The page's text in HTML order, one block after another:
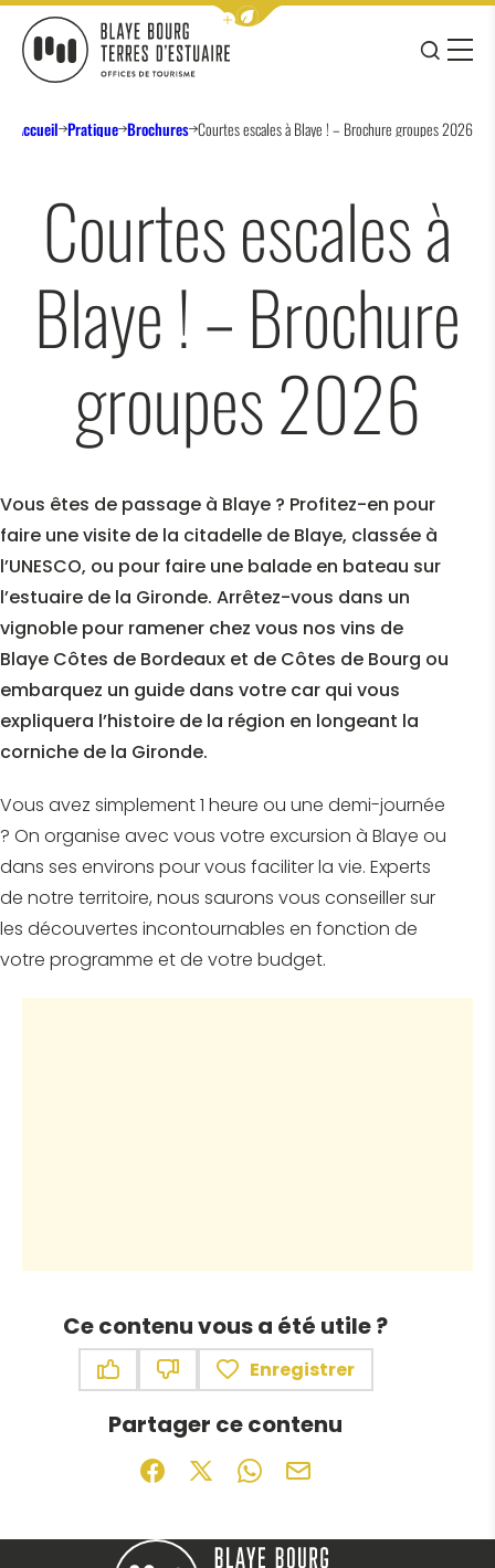
Afficher la barre de navigation
JE
MENU
Accueil Pratique Brochures Courtes escales à Blaye ! – Brochure groupes 2026
Courtes escales à
Blaye ! – Brochure
groupes 2026
Vous êtes de passage à Blaye ? Profitez-en pour
faire une visite de la citadelle de Blaye, classée à
l’UNESCO, ou pour faire une balade en bateau sur
l’estuaire de la Gironde. Arrêtez-vous dans un
vignoble pour ramener chez vous nos vins de
Blaye Côtes de Bordeaux et de Côtes de Bourg ou
embarquez un guide dans votre car qui vous
expliquera l’histoire de la région en longeant la
corniche de la Gironde.
Vous avez simplement 1 heure ou une demi-journée
? On organise avec vous votre excursion à Blaye ou
dans ses environs pour vous faciliter la vie. Experts
de notre territoire, nous saurons vous conseiller sur
les découvertes incontournables en fonction de
votre programme et de votre budget.
Ce contenu vous a été utile ?
Enregistrer
Partager ce contenu
Partager sur Facebook (nouvelle
Partager sur X / Twitter (nouvelle
Partager sur WhatsApp
Partager par mail